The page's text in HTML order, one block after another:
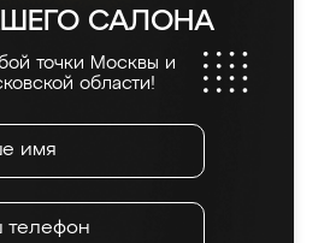
САЛОНА
точки Москвы и
области!